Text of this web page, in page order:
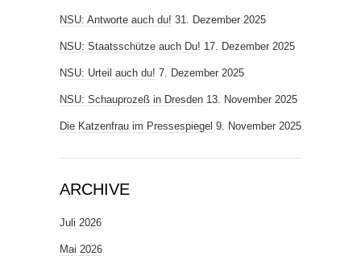
NSU: Antworte auch du! 31. Dezember 2025
NSU: Staatsschütze auch Du! 17. Dezember 2025
NSU: Urteil auch du! 7. Dezember 2025
NSU: Schauprozeß in Dresden 13. November 2025
Die Katzenfrau im Pressespiegel 9. November 2025
ARCHIVE
Juli 2026
Mai 2026